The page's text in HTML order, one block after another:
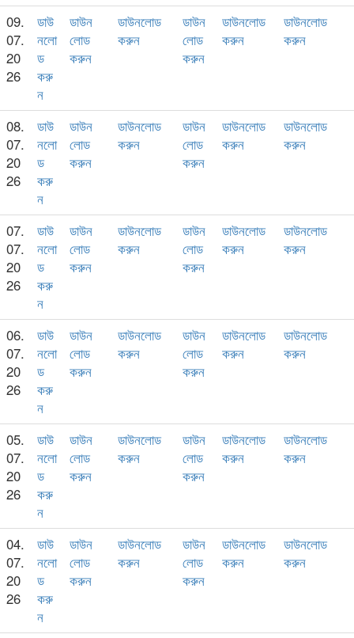
09.
07.
20
26
ডাউ
নলো
ড
করু
ন
ডাউন
লোড
করুন
ডাউনলোড
করুন
ডাউন
লোড
করুন
ডাউনলোড
করুন
ডাউনলোড
করুন
08.
07.
20
26
ডাউ
নলো
ড
করু
ন
ডাউন
লোড
করুন
ডাউনলোড
করুন
ডাউন
লোড
করুন
ডাউনলোড
করুন
ডাউনলোড
করুন
07.
07.
20
26
ডাউ
নলো
ড
করু
ন
ডাউন
লোড
করুন
ডাউনলোড
করুন
ডাউন
লোড
করুন
ডাউনলোড
করুন
ডাউনলোড
করুন
06.
07.
20
26
ডাউ
নলো
ড
করু
ন
ডাউন
লোড
করুন
ডাউনলোড
করুন
ডাউন
লোড
করুন
ডাউনলোড
করুন
ডাউনলোড
করুন
05.
07.
20
26
ডাউ
নলো
ড
করু
ন
ডাউন
লোড
করুন
ডাউনলোড
করুন
ডাউন
লোড
করুন
ডাউনলোড
করুন
ডাউনলোড
করুন
04.
07.
20
26
ডাউ
নলো
ড
করু
ন
ডাউন
লোড
করুন
ডাউনলোড
করুন
ডাউন
লোড
করুন
ডাউনলোড
করুন
ডাউনলোড
করুন